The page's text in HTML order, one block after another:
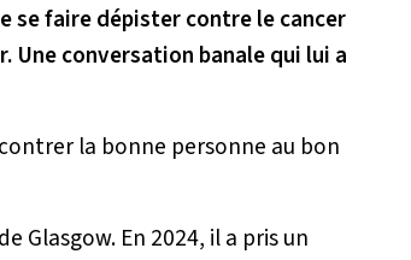
se faire dépister contre le cancer
Une conversation banale qui lui a
la bonne personne au bon
Glasgow. En 2024, il a pris un